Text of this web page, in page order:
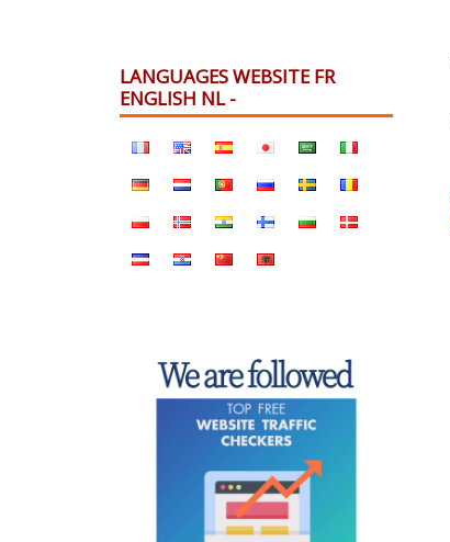
LANGUAGES WEBSITE FR
ENGLISH NL -